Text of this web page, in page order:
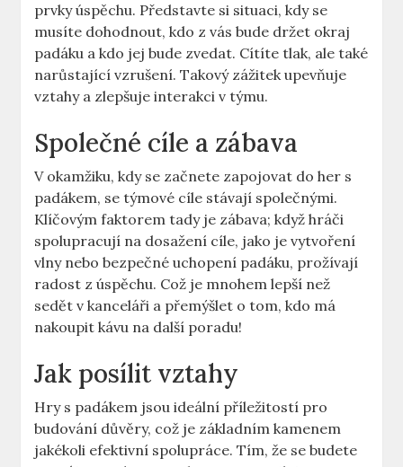
prvky úspěchu. Představte si situaci, kdy se
musíte dohodnout, kdo z vás bude držet okraj
padáku a kdo jej bude zvedat. Cítíte tlak, ale také
narůstající vzrušení. Takový zážitek upevňuje
vztahy a zlepšuje interakci v týmu.
Společné cíle a zábava
V okamžiku, kdy se začnete zapojovat do her s
padákem, se týmové cíle stávají společnými.
Klíčovým faktorem tady je zábava; když hráči
spolupracují na dosažení cíle, jako je vytvoření
vlny nebo bezpečné uchopení padáku, prožívají
radost z úspěchu. Což je mnohem lepší než
sedět v kanceláři a přemýšlet o tom, kdo má
nakoupit kávu na další poradu!
Jak posílit vztahy
Hry s padákem jsou ideální příležitostí pro
budování důvěry, což je základním kamenem
jakékoli efektivní spolupráce. Tím, že se budete